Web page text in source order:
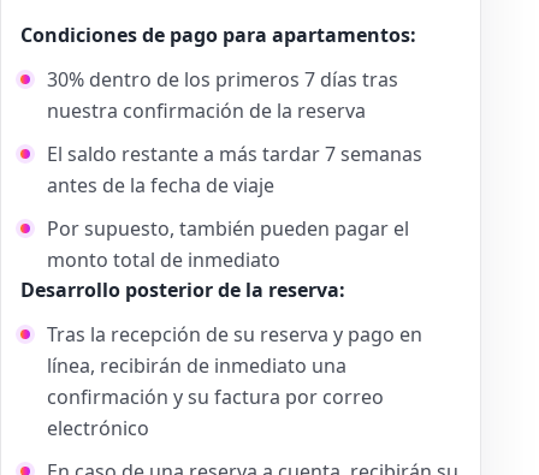
Condiciones de pago para apartamentos:
30% dentro de los primeros 7 días tras
nuestra confirmación de la reserva
El saldo restante a más tardar 7 semanas
antes de la fecha de viaje
Por supuesto, también pueden pagar el
monto total de inmediato
Desarrollo posterior de la reserva:
Tras la recepción de su reserva y pago en
línea, recibirán de inmediato una
confirmación y su factura por correo
electrónico